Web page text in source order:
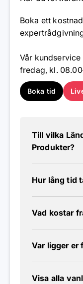
Boka ett
Vår
fredag, kl.
Boka tid
Till vilka
Produkter?
Hur lång tid
Vad kostar
Var ligger er
Visa alla